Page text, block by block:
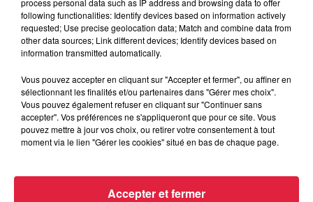
À découvrir également
following functionalities: Identify devices based on information actively
requested; Use precise geolocation data; Match and combine data from
other data sources; Link different devices; Identify devices based on
information transmitted automatically.
Vous pouvez accepter en cliquant sur "Accepter et fermer", ou affiner en
sélectionnant les finalités et/ou partenaires dans "Gérer mes choix".
Vous pouvez également refuser en cliquant sur "Continuer sans
accepter". Vos préférences ne s'appliqueront que pour ce site. Vous
pouvez mettre à jour vos choix, ou retirer votre consentement à tout
moment via le lien "Gérer les cookies" situé en bas de chaque page.
Accepter et fermer